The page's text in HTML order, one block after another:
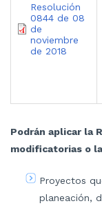
Resolución
0844 de 08
de
noviembre
de 2018
​Podrán aplicar la
modificatorias o
Proyectos
planeación,